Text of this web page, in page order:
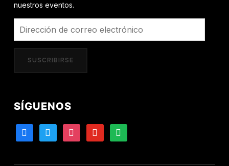
nuestros eventos.
correo
electrónico
SUSCRIBIRSE
SÍGUENOS
facebooktwitter instagramyoutube spotify